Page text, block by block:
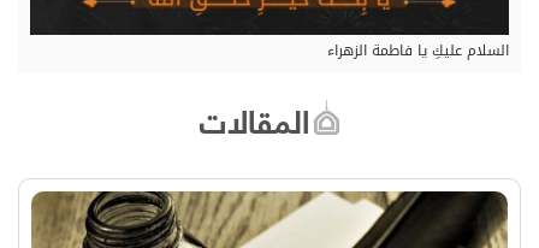
السلام عليكِ يا فاطمة الزهراء
المقالات